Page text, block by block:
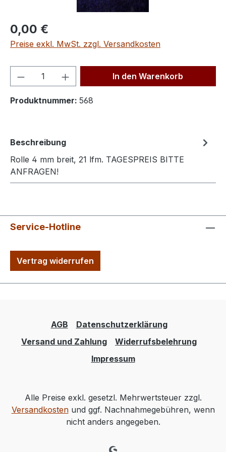
Regulärer Preis:
0,00 €
Preise exkl. MwSt. zzgl. Versandkosten
Produkt Anzahl: Gib denIn den Warenkorb
Produktnummer: 568
Beschreibung
Rolle 4 mm breit, 21 lfm. TAGESPREIS BITTE
ANFRAGEN!
Service-Hotline
Vertrag widerrufen
AGB
Datenschutzerklärung
Versand und Zahlung
Widerrufsbelehrung
Impressum
Alle Preise exkl. gesetzl. Mehrwertsteuer zzgl.
Versandkostenund ggf. Nachnahmegebühren, wenn
nicht anders angegeben.